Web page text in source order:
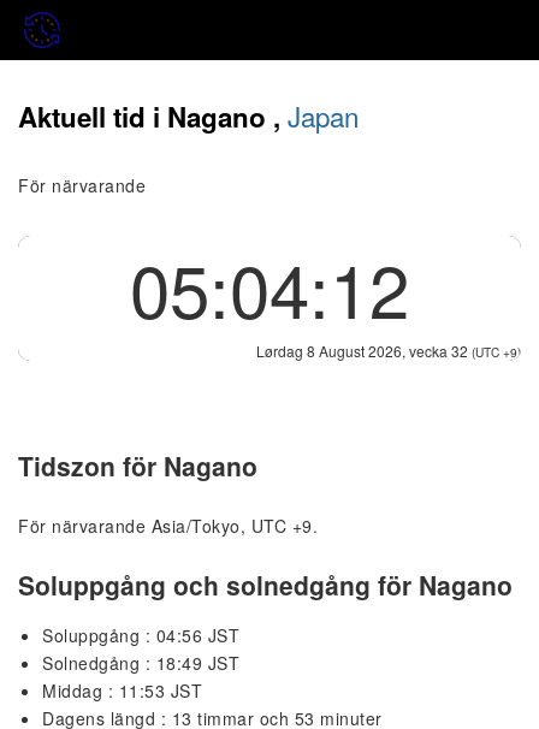
Aktuell tid i Nagano , Japan
För närvarande
05:04:12
Lørdag 8 August 2026, vecka 32 (UTC +9)
Tidszon för Nagano
För närvarande Asia/Tokyo, UTC +9.
Soluppgång och solnedgång för Nagano
Soluppgång : 04:56 JST
Solnedgång : 18:49 JST
Middag : 11:53 JST
Dagens längd : 13 timmar och 53 minuter